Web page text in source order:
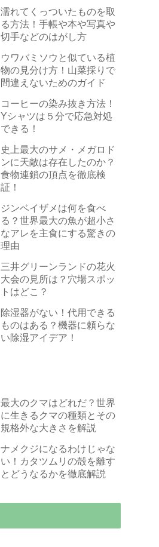
濡れてくっついたものを取
る方法！手帳や本や写真や
切手などのはがし方
ウワバミソウと似ている植
物の見分け方！山菜採りで
間違えないためのガイド
コーヒーの染み抜き方法！
Yシャツは５分で応急対処
できる！
史上最大のサメ・メガロド
ンに天敵は存在したのか？
食物連鎖の頂点を徹底検
証！
ジンベイザメは何を食べ
る？世界最大の魚が超小さ
なアレを主食にする驚きの
理由
三井グリーンランドの花火
大会の見所は？穴場スポッ
トはどこ？
除湿器がない！代用できる
ものはある？機器に頼らな
い除湿アイデア！
最大のクマはどれだ？世界
に生きるクマの種類とその
規格外な大きさを解説
ナメクジになるわけじゃな
い！カタツムリの殻を離す
とどうなるかを徹底解説